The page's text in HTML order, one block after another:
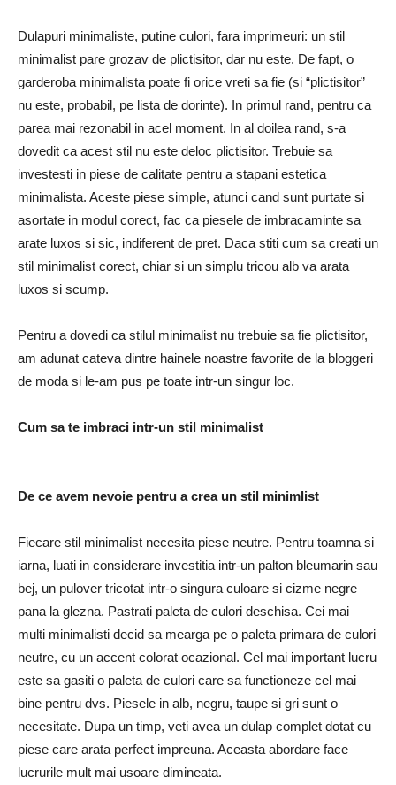
Dulapuri minimaliste, putine culori, fara imprimeuri: un stil
minimalist pare grozav de plictisitor, dar nu este. De fapt, o
garderoba minimalista poate fi orice vreti sa fie (si “plictisitor”
nu este, probabil, pe lista de dorinte). In primul rand, pentru ca
parea mai rezonabil in acel moment. In al doilea rand, s-a
dovedit ca acest stil nu este deloc plictisitor. Trebuie sa
investesti in piese de calitate pentru a stapani estetica
minimalista. Aceste piese simple, atunci cand sunt purtate si
asortate in modul corect, fac ca piesele de imbracaminte sa
arate luxos si sic, indiferent de pret. Daca stiti cum sa creati un
stil minimalist corect, chiar si un simplu tricou alb va arata
luxos si scump.
Pentru a dovedi ca stilul minimalist nu trebuie sa fie plictisitor,
am adunat cateva dintre hainele noastre favorite de la bloggeri
de moda si le-am pus pe toate intr-un singur loc.
Cum sa te imbraci intr-un stil minimalist
De ce avem nevoie pentru a crea un stil minimlist
Fiecare stil minimalist necesita piese neutre. Pentru toamna si
iarna, luati in considerare investitia intr-un palton bleumarin sau
bej, un pulover tricotat intr-o singura culoare si cizme negre
pana la glezna. Pastrati paleta de culori deschisa. Cei mai
multi minimalisti decid sa mearga pe o paleta primara de culori
neutre, cu un accent colorat ocazional. Cel mai important lucru
este sa gasiti o paleta de culori care sa functioneze cel mai
bine pentru dvs. Piesele in alb, negru, taupe si gri sunt o
necesitate. Dupa un timp, veti avea un dulap complet dotat cu
piese care arata perfect impreuna. Aceasta abordare face
lucrurile mult mai usoare dimineata.